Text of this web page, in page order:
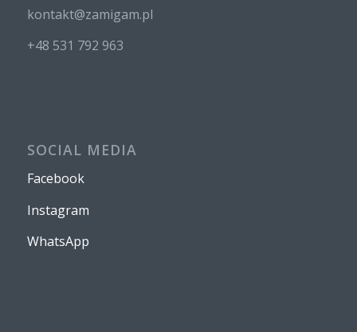
kontakt@zamigam.pl
+48 531 792 963
SOCIAL MEDIA
Facebook
Instagram
WhatsApp